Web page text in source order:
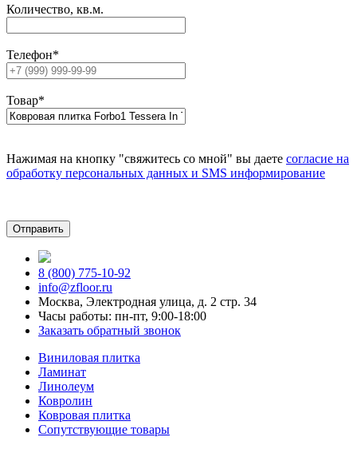
Количество, кв.м.
Телефон*
Товар*
Нажимая на кнопку "свяжитесь со мной" вы даете согласие на
обработку персональных данных и SMS информирование
8 (800) 775-10-92
info@zfloor.ru
Москва, Электродная улица, д. 2 стр. 34
Часы работы: пн-пт, 9:00-18:00
Заказать обратный звонок
Виниловая плитка
Ламинат
Линолеум
Ковролин
Ковровая плитка
Сопутствующие товары